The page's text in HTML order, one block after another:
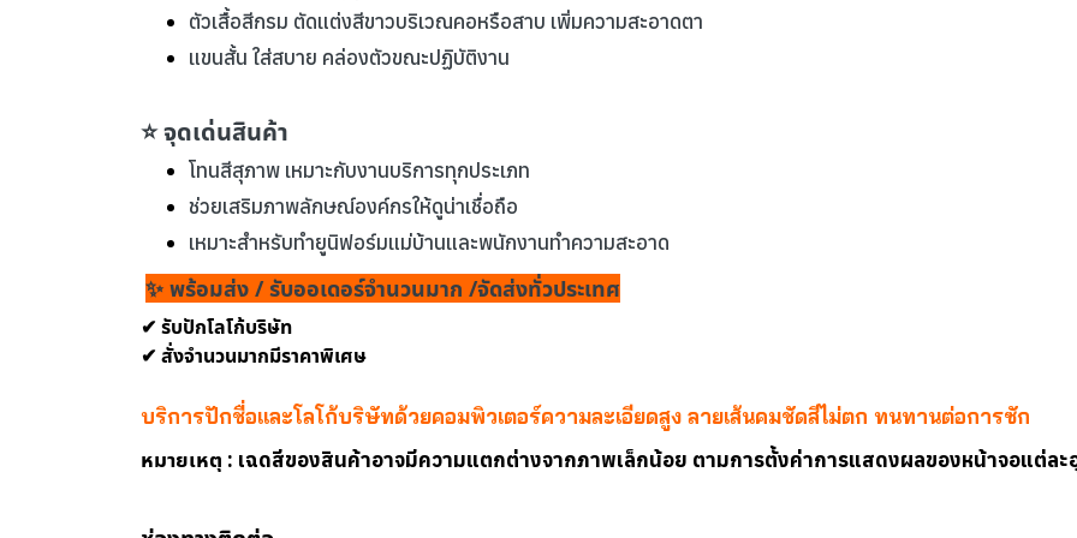
ตัวเสื้อสีกรม ตัดแต่งสีขาวบริเวณคอหรือสาบ เพิ่มความสะอาดตา
แขนสั้น ใส่สบาย คล่องตัวขณะปฏิบัติงาน
⭐ จุดเด่นสินค้า
โทนสีสุภาพ เหมาะกับงานบริการทุกประเภท
ช่วยเสริมภาพลักษณ์องค์กรให้ดูน่าเชื่อถือ
เหมาะสำหรับทำยูนิฟอร์มแม่บ้านและพนักงานทำความสะอาด
✨ พร้อมส่ง / รับออเดอร์จำนวนมาก /จัดส่งทั่วประเทศ
✔ รับปักโลโก้บริษัท
✔ สั่งจำนวนมากมีราคาพิเศษ
บริการปักชื่อและโลโก้บริษัทด้วยคอมพิวเตอร์ความละเอียดสูง ลายเส้นคมชัดสีไม่ตก ทนทานต่อการซัก
หมายเหตุ : เฉดสีของสินค้าอาจมีความแตกต่างจากภาพเล็กน้อย ตามการตั้งค่าการแสดงผลของหน้าจอแต่ล